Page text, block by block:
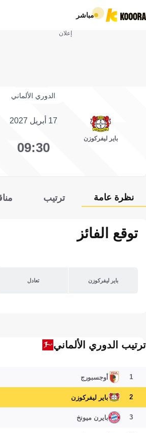
مباشر
إعلان
الدوري الألماني
باير ليفركوزن
17 أبريل 2027
09:30
نظرة عامة ترتيب
توقع الفائز
باير ليفركوزن تعادل
ترتيب الدوري الألماني
1 أوجسبورج
2 باير ليفركوزن
3 بايرن ميونخ